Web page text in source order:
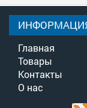
Главная
Товары
Контакты
О нас